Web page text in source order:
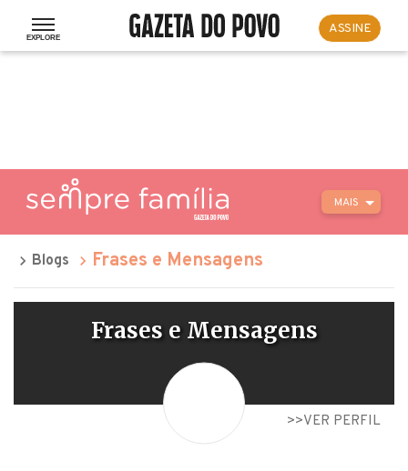
ASSINE
MAIS
Blogs Frases e Mensagens
Frases e Mensagens
VER PERFIL